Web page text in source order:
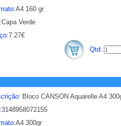
A4 160 gr
Capa Verde
7.27€
Qtd:
Bloco CANSON Aquarelle A4
3148958072155
A4 300gr